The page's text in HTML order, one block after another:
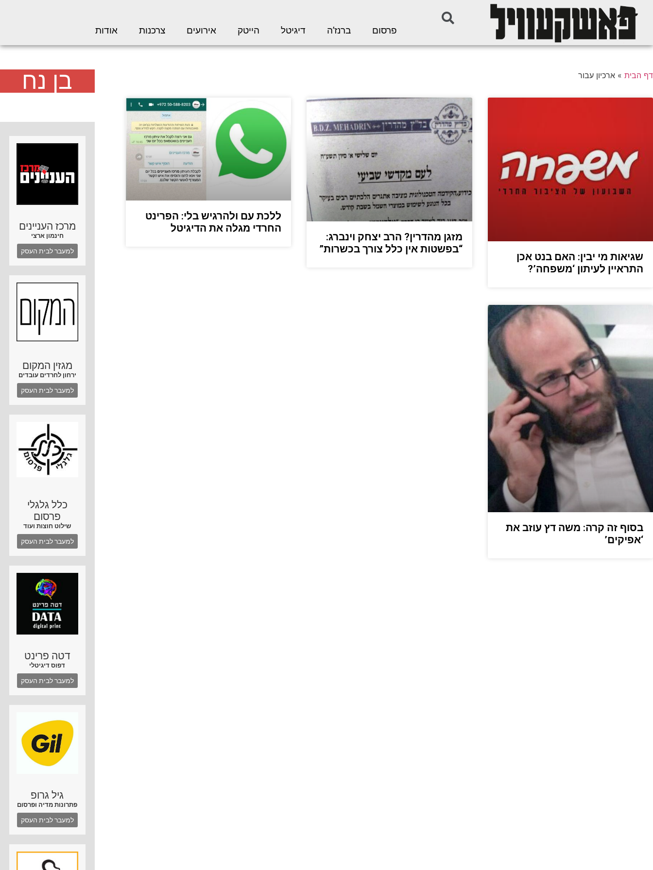
פרסום ברנז’ה דיגיטל הייטק אירועים צרכנות אודות
דף הבית » ארכיון עבור
שגיאות מי יבין: האם בנט אכן
התראיין לעיתון ‘משפחה’?
מזגן מהדרין? הרב יצחק וינברג:
“בפשטות אין כלל צורך בכשרות”
ללכת עם ולהרגיש בלי: הפרינט
החרדי מגלה את הדיגיטל
בסוף זה קרה: משה דץ עוזב את
‘אפיקים’
בן נח
מרכז העניינים
חינמון ארצי
למעבר לבית העסק
מגזין המקום
ירחון לחרדים עובדים
למעבר לבית העסק
כלל גלגלי
פרסום
שילוט חוצות ועוד
למעבר לבית העסק
דטה פרינט
דפוס דיגיטלי
למעבר לבית העסק
גיל גרופ
פתרונות מדיה ופרסום
למעבר לבית העסק